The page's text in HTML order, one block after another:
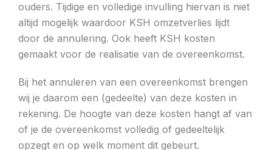
ouders. Tijdige en volledige invulling hiervan is niet
altijd mogelijk waardoor KSH omzetverlies lijdt
door de annulering. Ook heeft KSH kosten
gemaakt voor de realisatie van de overeenkomst.
Bij het annuleren van een overeenkomst brengen
wij je daarom een (gedeelte) van deze kosten in
rekening. De hoogte van deze kosten hangt af van
of je de overeenkomst volledig of gedeeltelijk
opzegt en op welk moment dit gebeurt.